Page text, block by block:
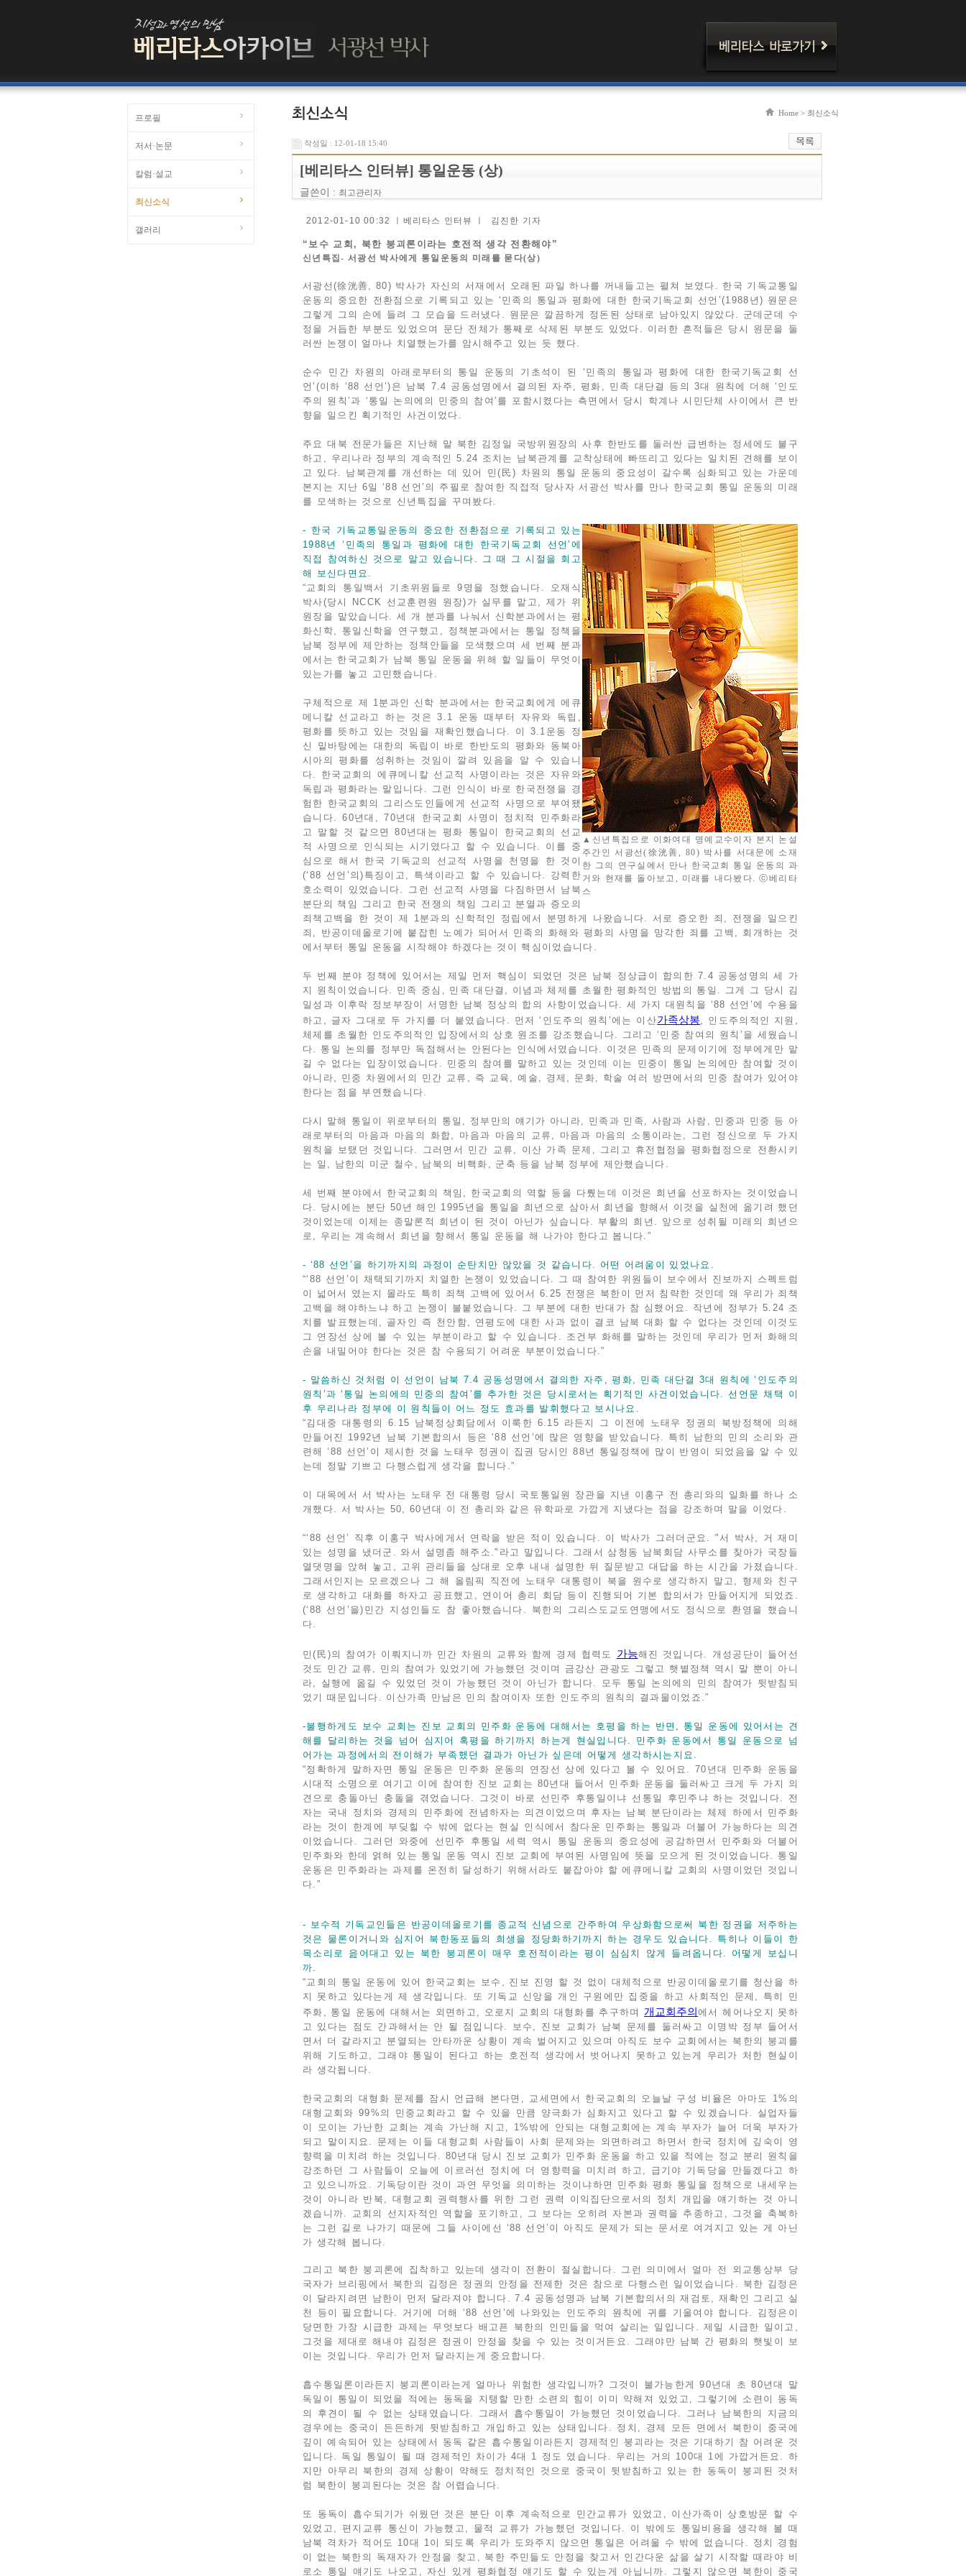
프로필
저서·논문
칼럼·설교
최신소식
갤러리
Home > 최신소식
작성일 : 12-01-18 15:40
[베리타스 인터뷰] 통일운동 (상)
글쓴이 : 최고관리자
2012-01-10 00:32 ㅣ베리타스 인터뷰 ㅣ 김진한 기자
“보수 교회, 북한 붕괴론이라는 호전적 생각 전환해야”
신년특집- 서광선 박사에게 통일운동의 미래를 묻다(상)
서광선(徐洸善, 80) 박사가 자신의 서재에서 오래된 파일 하나를 꺼내들고는 펼쳐 보였다. 한국 기독교통일
운동의 중요한 전환점으로 기록되고 있는 ‘민족의 통일과 평화에 대한 한국기독교회 선언’(1988년) 원문은
그렇게 그의 손에 들려 그 모습을 드러냈다. 원문은 깔끔하게 정돈된 상태로 남아있지 않았다. 군데군데 수
정을 거듭한 부분도 있었으며 문단 전체가 통째로 삭제된 부분도 있었다. 이러한 흔적들은 당시 원문을 둘
러싼 논쟁이 얼마나 치열했는가를 암시해주고 있는 듯 했다.
순수 민간 차원의 아래로부터의 통일 운동의 기초석이 된 ‘민족의 통일과 평화에 대한 한국기독교회 선
언’(이하 ‘88 선언’)은 남북 7.4 공동성명에서 결의된 자주, 평화, 민족 대단결 등의 3대 원칙에 더해 ‘인도
주의 원칙’과 ‘통일 논의에의 민중의 참여’를 포함시켰다는 측면에서 당시 학계나 시민단체 사이에서 큰 반
향을 일으킨 획기적인 사건이었다.
주요 대북 전문가들은 지난해 말 북한 김정일 국방위원장의 사후 한반도를 둘러싼 급변하는 정세에도 불구
하고, 우리나라 정부의 계속적인 5.24 조치는 남북관계를 교착상태에 빠뜨리고 있다는 일치된 견해를 보이
고 있다. 남북관계를 개선하는 데 있어 민(民) 차원의 통일 운동의 중요성이 갈수록 심화되고 있는 가운데
본지는 지난 6일 ‘88 선언’의 주필로 참여한 직접적 당사자 서광선 박사를 만나 한국교회 통일 운동의 미래
를 모색하는 것으로 신년특집을 꾸며봤다.
▲신년특집으로 이화여대 명예교수이자 본지 논설
주간인 서광선(徐洸善, 80) 박사를 서대문에 소재
한 그의 연구실에서 만나 한국교회 통일 운동의 과
거와 현재를 돌아보고, 미래를 내다봤다. ⓒ베리타
스
- 한국 기독교통일운동의 중요한 전환점으로 기록되고 있는
1988년 ‘민족의 통일과 평화에 대한 한국기독교회 선언’에
직접 참여하신 것으로 알고 있습니다. 그 때 그 시절을 회고
해 보신다면요.
“교회의 통일백서 기초위원들로 9명을 정했습니다. 오재식
박사(당시 NCCK 선교훈련원 원장)가 실무를 맡고, 제가 위
원장을 맡았습니다. 세 개 분과를 나눠서 신학분과에서는 평
화신학, 통일신학을 연구했고, 정책분과에서는 통일 정책을
남북 정부에 제안하는 정책안들을 모색했으며 세 번째 분과
에서는 한국교회가 남북 통일 운동을 위해 할 일들이 무엇이
있는가를 놓고 고민했습니다.
구체적으로 제 1분과인 신학 분과에서는 한국교회에게 에큐
메니칼 선교라고 하는 것은 3.1 운동 때부터 자유와 독립,
평화를 뜻하고 있는 것임을 재확인했습니다. 이 3.1운동 정
신 밑바탕에는 대한의 독립이 바로 한반도의 평화와 동북아
시아의 평화를 성취하는 것임이 깔려 있음을 알 수 있습니
다. 한국교회의 에큐메니칼 선교적 사명이라는 것은 자유와
독립과 평화라는 말입니다. 그런 인식이 바로 한국전쟁을 경
험한 한국교회의 그리스도인들에게 선교적 사명으로 부여됐
습니다. 60년대, 70년대 한국교회 사명이 정치적 민주화라
고 말할 것 같으면 80년대는 평화 통일이 한국교회의 선교
적 사명으로 인식되는 시기였다고 할 수 있습니다. 이를 중
심으로 해서 한국 기독교의 선교적 사명을 천명을 한 것이
(‘88 선언’의)특징이고, 특색이라고 할 수 있습니다. 강력한
호소력이 있었습니다. 그런 선교적 사명을 다짐하면서 남북
분단의 책임 그리고 한국 전쟁의 책임 그리고 분열과 증오의
죄책고백을 한 것이 제 1분과의 신학적인 정립에서 분명하게 나왔습니다. 서로 증오한 죄, 전쟁을 일으킨
죄, 반공이데올로기에 붙잡힌 노예가 되어서 민족의 화해와 평화의 사명을 망각한 죄를 고백, 회개하는 것
에서부터 통일 운동을 시작해야 하겠다는 것이 핵심이었습니다.
두 번째 분야 정책에 있어서는 제일 먼저 핵심이 되었던 것은 남북 정상급이 합의한 7.4 공동성명의 세 가
지 원칙이었습니다. 민족 중심, 민족 대단결, 이념과 체제를 초월한 평화적인 방법의 통일. 그게 그 당시 김
일성과 이후락 정보부장이 서명한 남북 정상의 합의 사항이었습니다. 세 가지 대원칙을 ‘88 선언’에 수용을
하고, 글자 그대로 두 가지를 더 붙였습니다. 먼저 ‘인도주의 원칙’에는 이산가족상봉, 인도주의적인 지원,
체제를 초월한 인도주의적인 입장에서의 상호 원조를 강조했습니다. 그리고 ‘민중 참여의 원칙’을 세웠습니
다. 통일 논의를 정부만 독점해서는 안된다는 인식에서였습니다. 이것은 민족의 문제이기에 정부에게만 맡
길 수 없다는 입장이었습니다. 민중의 참여를 말하고 있는 것인데 이는 민중이 통일 논의에만 참여할 것이
아니라, 민중 차원에서의 민간 교류, 즉 교육, 예술, 경제, 문화, 학술 여러 방면에서의 민중 참여가 있어야
한다는 점을 부연했습니다.
다시 말해 통일이 위로부터의 통일, 정부만의 얘기가 아니라, 민족과 민족, 사람과 사람, 민중과 민중 등 아
래로부터의 마음과 마음의 화합, 마음과 마음의 교류, 마음과 마음의 소통이라는, 그런 정신으로 두 가지
원칙을 보탰던 것입니다. 그러면서 민간 교류, 이산 가족 문제, 그리고 휴전협정을 평화협정으로 전환시키
는 일, 남한의 미군 철수, 남북의 비핵화, 군축 등을 남북 정부에 제안했습니다.
세 번째 분야에서 한국교회의 책임, 한국교회의 역할 등을 다뤘는데 이것은 희년을 선포하자는 것이었습니
다. 당시에는 분단 50년 해인 1995년을 통일을 희년으로 삼아서 희년을 향해서 이것을 실천에 옮기려 했던
것이었는데 이제는 종말론적 희년이 된 것이 아닌가 싶습니다. 부활의 희년. 앞으로 성취될 미래의 희년으
로, 우리는 계속해서 희년을 향해서 통일 운동을 해 나가야 한다고 봅니다.”
- ‘88 선언’을 하기까지의 과정이 순탄치만 않았을 것 같습니다. 어떤 어려움이 있었나요.
“‘88 선언’이 채택되기까지 치열한 논쟁이 있었습니다. 그 때 참여한 위원들이 보수에서 진보까지 스펙트럼
이 넓어서 였는지 몰라도 특히 죄책 고백에 있어서 6.25 전쟁은 북한이 먼저 침략한 것인데 왜 우리가 죄책
고백을 해야하느냐 하고 논쟁이 불붙었습니다. 그 부분에 대한 반대가 참 심했어요. 작년에 정부가 5.24 조
치를 발표했는데, 골자인 즉 천안함, 연평도에 대한 사과 없이 결코 남북 대화 할 수 없다는 것인데 이것도
그 연장선 상에 볼 수 있는 부분이라고 할 수 있습니다. 조건부 화해를 말하는 것인데 우리가 먼저 화해의
손을 내밀어야 한다는 것은 참 수용되기 어려운 부분이었습니다.”
- 말씀하신 것처럼 이 선언이 남북 7.4 공동성명에서 결의한 자주, 평화, 민족 대단결 3대 원칙에 ‘인도주의
원칙’과 ‘통일 논의에의 민중의 참여’를 추가한 것은 당시로서는 획기적인 사건이었습니다. 선언문 채택 이
후 우리나라 정부에 이 원칙들이 어느 정도 효과를 발휘했다고 보시나요.
“김대중 대통령의 6.15 남북정상회담에서 이룩한 6.15 라든지 그 이전에 노태우 정권의 북방정책에 의해
만들어진 1992년 남북 기본합의서 등은 ‘88 선언’에 많은 영향을 받았습니다. 특히 남한의 민의 소리와 관
련해 ‘88 선언’이 제시한 것을 노태우 정권이 집권 당시인 88년 통일정책에 많이 반영이 되었음을 알 수 있
는데 정말 기쁘고 다행스럽게 생각을 합니다.”
이 대목에서 서 박사는 노태우 전 대통령 당시 국토통일원 장관을 지낸 이홍구 전 총리와의 일화를 하나 소
개했다. 서 박사는 50, 60년대 이 전 총리와 같은 유학파로 가깝게 지냈다는 점을 강조하며 말을 이었다.
“‘88 선언’ 직후 이홍구 박사에게서 연락을 받은 적이 있습니다. 이 박사가 그러더군요. "서 박사, 거 재미
있는 성명을 냈더군. 와서 설명좀 해주소."라고 말입니다. 그래서 삼청동 남북회담 사무소를 찾아가 국장들
열댓명을 앉혀 놓고, 고위 관리들을 상대로 오후 내내 설명한 뒤 질문받고 대답을 하는 시간을 가졌습니다.
그래서인지는 모르겠으나 그 해 올림픽 직전에 노태우 대통령이 북을 원수로 생각하지 말고, 형제와 친구
로 생각하고 대화를 하자고 공표했고, 연이어 총리 회담 등이 진행되어 기본 합의서가 만들어지게 되었죠.
(‘88 선언’을)민간 지성인들도 참 좋아했습니다. 북한의 그리스도교도연맹에서도 정식으로 환영을 했습니
다.
민(民)의 참여가 이뤄지니까 민간 차원의 교류와 함께 경제 협력도 가능해진 것입니다. 개성공단이 들어선
것도 민간 교류, 민의 참여가 있었기에 가능했던 것이며 금강산 관광도 그렇고 햇볕정책 역시 말 뿐이 아니
라, 실행에 옮길 수 있었던 것이 가능했던 것이 아닌가 합니다. 모두 통일 논의에의 민의 참여가 뒷받침되
었기 때문입니다. 이산가족 만남은 민의 참여이자 또한 인도주의 원칙의 결과물이었죠.”
-불행하게도 보수 교회는 진보 교회의 민주화 운동에 대해서는 호평을 하는 반면, 통일 운동에 있어서는 견
해를 달리하는 것을 넘어 심지어 혹평을 하기까지 하는게 현실입니다. 민주화 운동에서 통일 운동으로 넘
어가는 과정에서의 전이해가 부족했던 결과가 아닌가 싶은데 어떻게 생각하시는지요.
“정확하게 말하자면 통일 운동은 민주화 운동의 연장선 상에 있다고 볼 수 있어요. 70년대 민주화 운동을
시대적 소명으로 여기고 이에 참여한 진보 교회는 80년대 들어서 민주화 운동을 둘러싸고 크게 두 가지 의
견으로 충돌아닌 충돌을 겪었습니다. 그것이 바로 선민주 후통일이냐 선통일 후민주냐 하는 것입니다. 전
자는 국내 정치와 경제의 민주화에 전념하자는 의견이었으며 후자는 남북 분단이라는 체제 하에서 민주화
라는 것이 한계에 부딪힐 수 밖에 없다는 현실 인식에서 참다운 민주화는 통일과 더불어 가능하다는 의견
이었습니다. 그러던 와중에 선민주 후통일 세력 역시 통일 운동의 중요성에 공감하면서 민주화와 더불어
민주화와 한데 얽혀 있는 통일 운동 역시 진보 교회에 부여된 사명임에 뜻을 모으게 된 것이었습니다. 통일
운동은 민주화라는 과제를 온전히 달성하기 위해서라도 붙잡아야 할 에큐메니칼 교회의 사명이었던 것입니
다.”
- 보수적 기독교인들은 반공이데올로기를 종교적 신념으로 간주하여 우상화함으로써 북한 정권을 저주하는
것은 물론이거니와 심지어 북한동포들의 희생을 정당화하기까지 하는 경우도 있습니다. 특히나 이들이 한
목소리로 읊어대고 있는 북한 붕괴론이 매우 호전적이라는 평이 심심치 않게 들려옵니다. 어떻게 보십니
까.
“교회의 통일 운동에 있어 한국교회는 보수, 진보 진영 할 것 없이 대체적으로 반공이데올로기를 청산을 하
지 못하고 있다는게 제 생각입니다. 또 기독교 신앙을 개인 구원에만 집중을 하고 사회적인 문제, 특히 민
주화, 통일 운동에 대해서는 외면하고, 오로지 교회의 대형화를 추구하며 개교회주의에서 헤어나오지 못하
고 있다는 점도 간과해서는 안 될 점입니다. 보수, 진보 교회가 남북 문제를 둘러싸고 이명박 정부 들어서
면서 더 갈라지고 분열되는 안타까운 상황이 계속 벌어지고 있으며 아직도 보수 교회에서는 북한의 붕괴를
위해 기도하고, 그래야 통일이 된다고 하는 호전적 생각에서 벗어나지 못하고 있는게 우리가 처한 현실이
라 생각됩니다.
한국교회의 대형화 문제를 잠시 언급해 본다면, 교세면에서 한국교회의 오늘날 구성 비율은 아마도 1%의
대형교회와 99%의 민중교회라고 할 수 있을 만큼 양극화가 심화지고 있다고 할 수 있겠습니다. 실업자들
이 모이는 가난한 교회는 계속 가난해 지고, 1%밖에 안되는 대형교회에는 계속 부자가 늘어 더욱 부자가
되고 말이지요. 문제는 이들 대형교회 사람들이 사회 문제와는 외면하려고 하면서 한국 정치에 깊숙이 영
향력을 미치려 하는 것입니다. 80년대 당시 진보 교회가 민주화 운동을 하고 있을 적에는 정교 분리 원칙을
강조하던 그 사람들이 오늘에 이르러선 정치에 더 영향력을 미치려 하고, 급기야 기독당을 만들겠다고 하
고 있으니까요. 기독당이란 것이 과연 무엇을 의미하는 것이냐하면 민주화 평화 통일을 정책으로 내세우는
것이 아니라 반북, 대형교회 권력행사를 위한 그런 권력 이익집단으로서의 정치 개입을 얘기하는 것 아니
겠습니까. 교회의 선지자적인 역할을 포기하고, 그 보다는 오히려 자본과 권력을 추종하고, 그것을 축복하
는 그런 길로 나가기 때문에 그들 사이에선 ‘88 선언’이 아직도 문제가 되는 문서로 여겨지고 있는 게 아닌
가 생각해 봅니다.
그리고 북한 붕괴론에 집착하고 있는데 생각이 전환이 절실합니다. 그런 의미에서 얼마 전 외교통상부 당
국자가 브리핑에서 북한의 김정은 정권의 안정을 전제한 것은 참으로 다행스런 일이었습니다. 북한 김정은
이 달라지려면 남한이 먼저 달라져야 합니다. 7.4 공동성명과 남북 기본합의서의 재검토, 재확인 그리고 실
천 등이 필요합니다. 거기에 더해 ‘88 선언’에 나와있는 인도주의 원칙에 귀를 기울여야 합니다. 김정은이
당면한 가장 시급한 과제는 무엇보다 배고픈 북한의 인민들을 먹여 살리는 일입니다. 제일 시급한 일이고,
그것을 제대로 해내야 김정은 정권이 안정을 찾을 수 있는 것이거든요. 그래야만 남북 간 평화의 햇빛이 보
이는 것입니다. 우리가 먼저 달라지는게 중요합니다.
흡수통일론이라든지 붕괴론이라는게 얼마나 위험한 생각입니까? 그것이 불가능한게 90년대 초 80년대 말
독일이 통일이 되었을 적에는 동독을 지탱할 만한 소련의 힘이 이미 약해져 있었고, 그렇기에 소련이 동독
의 후견이 될 수 없는 상태였습니다. 그래서 흡수통일이 가능했던 것이었습니다. 그러나 남북한의 지금의
경우에는 중국이 든든하게 뒷받침하고 개입하고 있는 상태입니다. 정치, 경제 모든 면에서 북한이 중국에
깊이 예속되어 있는 상태에서 동독 같은 흡수통일이라든지 경제적인 붕괴라는 것은 기대하기 참 어려운 것
입니다. 독일 통일이 될 때 경제적인 차이가 4대 1 정도 였습니다. 우리는 거의 100대 1에 가깝거든요. 하
지만 아무리 북한의 경제 상황이 약해도 정치적인 것으로 중국이 뒷받침하고 있는 한 동독이 붕괴된 것처
럼 북한이 붕괴된다는 것은 참 어렵습니다.
또 동독이 흡수되기가 쉬웠던 것은 분단 이후 계속적으로 민간교류가 있었고, 이산가족이 상호방문 할 수
있었고, 편지교류 통신이 가능했고, 물적 교류가 가능했던 것입니다. 이 밖에도 통일비용을 생각해 볼 때
남북 격차가 적어도 10대 1이 되도록 우리가 도와주지 않으면 통일은 어려울 수 밖에 없습니다. 정치 경험
이 없는 북한의 독재자가 안정을 찾고, 북한 주민들도 안정을 찾고서 인간다운 삶을 살기 시작할 때라야 비
로소 통일 얘기도 나오고, 자신 있게 평화협정 얘기도 할 수 있는게 아닙니까. 그렇지 않으면 북한이 중국